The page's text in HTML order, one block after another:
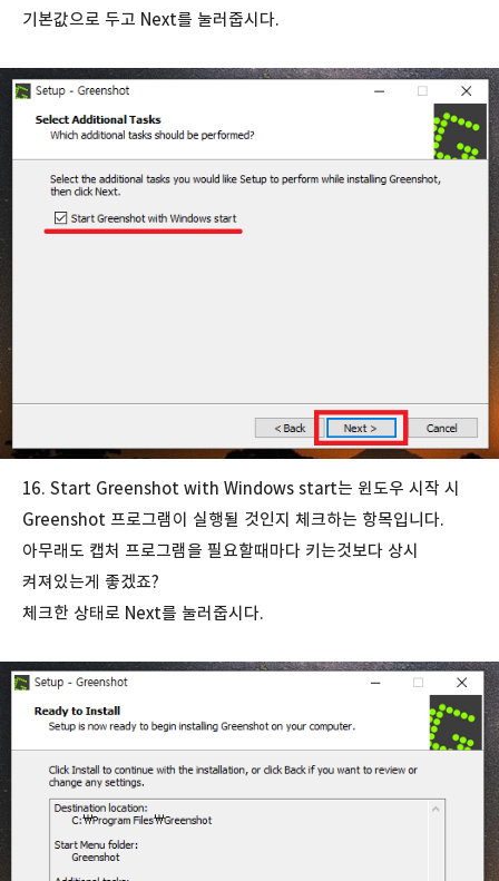
기본값으로 두고 Next를 눌러줍시다.
16. Start Greenshot with Windows start는 윈도우 시작 시
Greenshot 프로그램이 실행될 것인지 체크하는 항목입니다.
아무래도 캡처 프로그램을 필요할때마다 키는것보다 상시
켜져있는게 좋겠죠?
체크한 상태로 Next를 눌러줍시다.